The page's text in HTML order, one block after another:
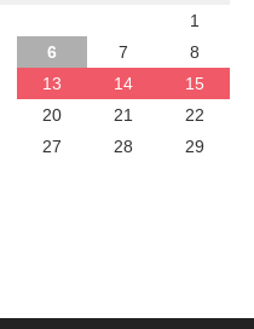
1
6 7
8
13 14
15
20 21
22
27 28
29